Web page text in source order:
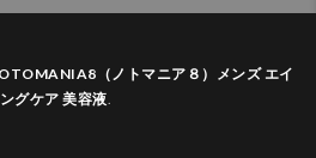
（ノトマニア８）メンズ エイ
グケア 美容液.